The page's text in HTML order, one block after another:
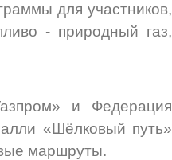
для участников,
- природный газ,
и Федерация
«Шёлковый путь»
маршруты.